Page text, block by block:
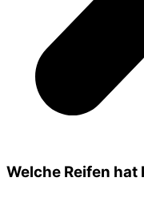
Welche Reifen